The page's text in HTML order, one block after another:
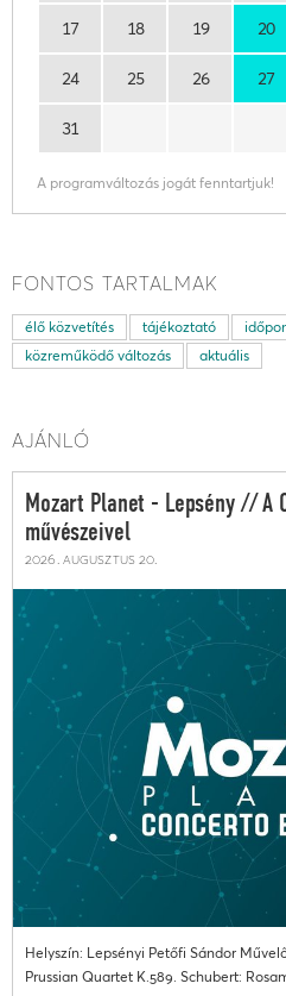
17 18 19 20
24 25 26 27
31
A programváltozás jogát fenntartjuk!
FONTOS TARTALMAK
élő közvetítés tájékoztató
közreműködő változás
aktuális
AJÁNLÓ
Mozart Planet - Lepsény // A
művészeivel
2026. augusztus 20.
Helyszín: Lepsényi Petőfi Sándor
Prussian Quartet K.589. Schubert: